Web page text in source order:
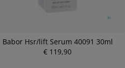
Babor Hsr/lift Serum 40091 30ml
€ 119,90